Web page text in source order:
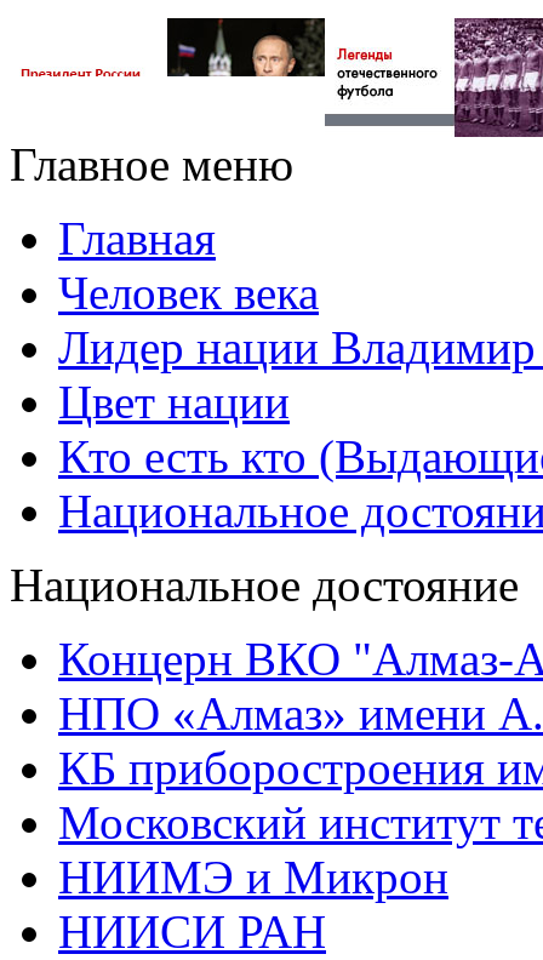
Главное меню
Главная
Человек века
Лидер нации
Цвет нации
Кто есть кто
Национальное
Национальное достояние
Концерн ВКО "Алмаз-
НПО «Алмаз» имени
КБ приборостроения
Московский институт
НИИМЭ и Микрон
НИИСИ РАН